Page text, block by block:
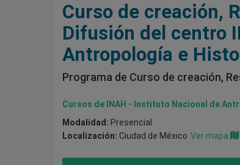
Curso de creación,
Difusión del centro
Antropología e
Programa de Curso de creación,
Cursos de INAH - Instituto Nacional de
Modalidad: Presencial
Localización: Ciudad de México Ver mapa